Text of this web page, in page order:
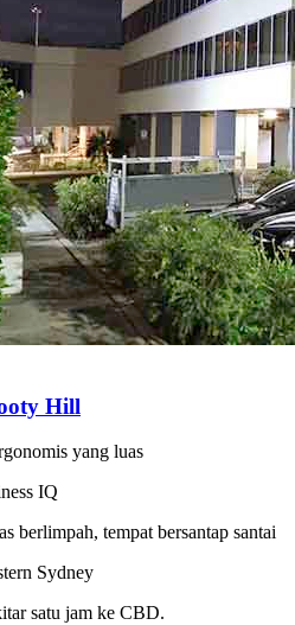
Hill
yang luas
IQ
berlimpah, tempat bersantap santai
Sydney
satu jam ke CBD.